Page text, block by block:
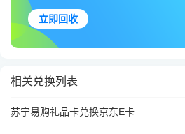
立即回收
相关兑换列表
苏宁易购礼品卡兑换京东E卡